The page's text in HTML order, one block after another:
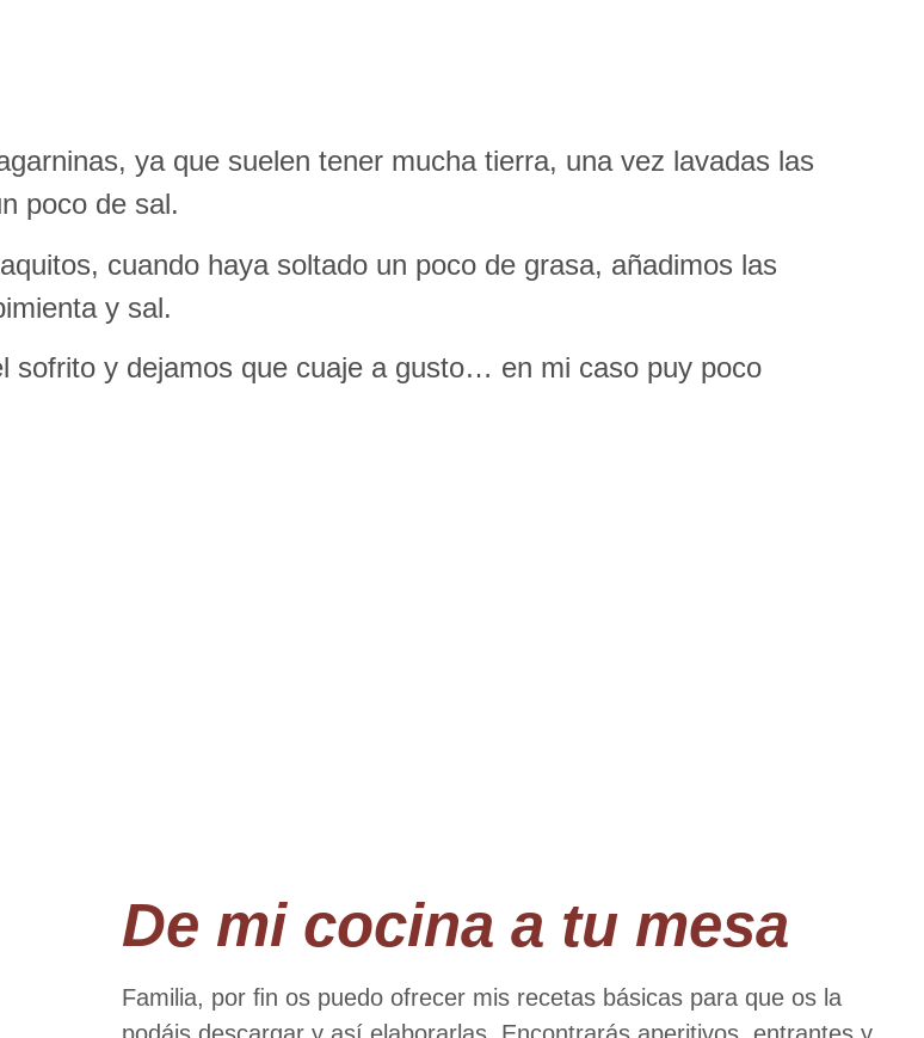
ya que suelen tener mucha tierra, una vez lavadas las
poco de sal.
cuando haya soltado un poco de grasa, añadimos las
y sal.
sofrito y dejamos que cuaje a gusto… en mi caso puy poco
De mi cocina a tu mesa
Familia, por ﬁn os puedo ofrecer mis recetas básicas para que os la